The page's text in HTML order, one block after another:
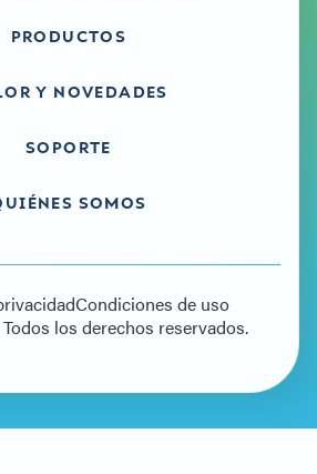
PRODUCTOS
Y NOVEDADES
SOPORTE
SOMOS
los derechos reservados.
Condiciones de uso